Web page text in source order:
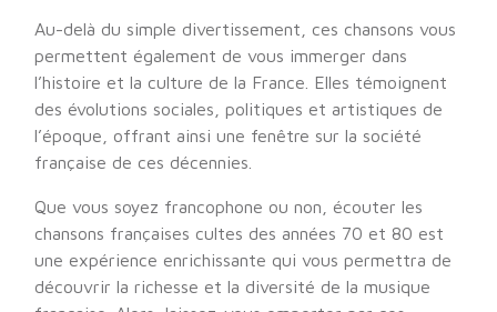
Au-delà du simple divertissement, ces chansons vous
permettent également de vous immerger dans
l’histoire et la culture de la France. Elles témoignent
des évolutions sociales, politiques et artistiques de
l’époque, offrant ainsi une fenêtre sur la société
française de ces décennies.
Que vous soyez francophone ou non, écouter les
chansons françaises cultes des années 70 et 80 est
une expérience enrichissante qui vous permettra de
découvrir la richesse et la diversité de la musique